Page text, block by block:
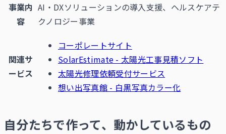
事業内
容
AI・DXソリューションの導入支援、ヘルスケアテ
クノロジー事業
関連サ
ービス
コーポレートサイト
SolarEstimate - 太陽光工事見積ソフト
太陽光修理依頼受付サービス
想い出写真館 - 白黒写真カラー化
自分たちで作って、動かしているもの